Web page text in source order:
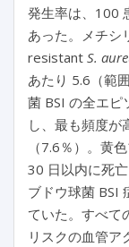
発生率は、100
あった。メチシ
resistant S.
あたり 5.6（範
菌 BSI の全エピ
し、最も頻度が
（7.6％）。黄
30 日以内に死
ブドウ球菌 BSI
ていた。すべて
リスクの血管ア